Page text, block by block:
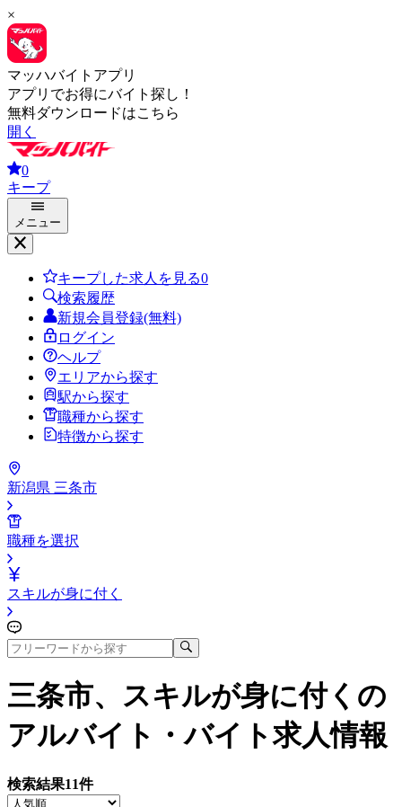
×
マッハバイトアプリ
アプリでお得にバイト探し！
無料ダウンロードはこちら
開く
0
キープ
メニュー
キープした求人を見る0
検索履歴
新規会員登録(無料)
ログイン
ヘルプ
エリアから探す
駅から探す
職種から探す
特徴から探す
新潟県 三条市
職種を選択
スキルが身に付く
三条市、スキルが身に付く の
アルバイト・バイト求人情報
検索結果11件